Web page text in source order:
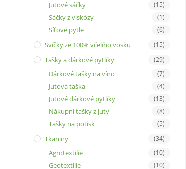
Jutové sáčky (15)
Sáčky z viskózy (1)
Síťové pytle (6)
Svíčky ze 100% včelího vosku (15)
Tašky a dárkové pytlíky (29)
Dárkové tašky na víno (7)
Jutová taška (4)
Jutové dárkové pytlíky (13)
Nákupní tašky z juty (8)
Tašky na potisk (5)
Tkaniny (34)
Agrotextilie (10)
Geotextilie (10)